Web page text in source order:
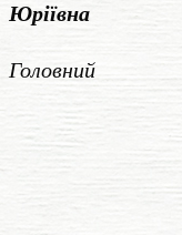
Юріївна
Головний